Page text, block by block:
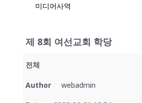
미디어사역
제 8회 여선교회 학당
전체
Author webadmin